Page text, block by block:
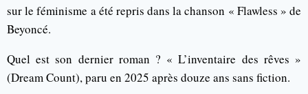
sur le féminisme a été repris dans la chanson « Flawless » de
Beyoncé.
Quel est son dernier roman ? « L’inventaire des rêves »
(Dream Count), paru en 2025 après douze ans sans fiction.